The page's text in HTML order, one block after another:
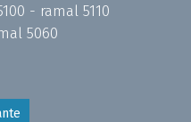
- ramal 5110
5060